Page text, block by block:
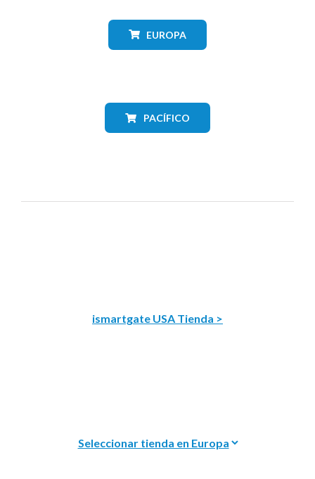
EUROPA
PACÍFICO
ismartgate USA Tienda >